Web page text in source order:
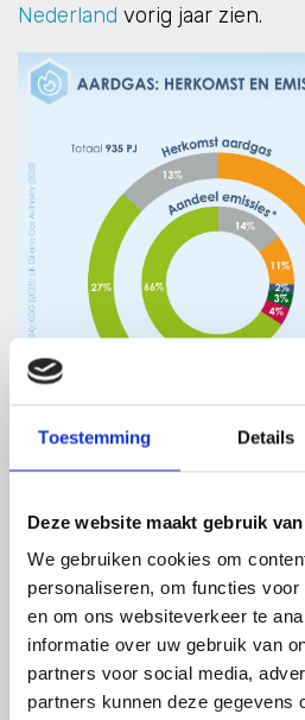
Toestemming Details
Deze website maakt gebruik
We gebruiken cookies om
personaliseren, om functies
en om ons websiteverkeer te
informatie over uw gebruik van
partners voor social media,
partners kunnen deze gegevens
Nederland vorig jaar zien.
door een aantal factoren.
vaak uit de grond gehaald
Daarna moet het gekoeld
Celsius om het vloeibaar te
gaat vervolgens per schip. Al
zorgen voor veel meer